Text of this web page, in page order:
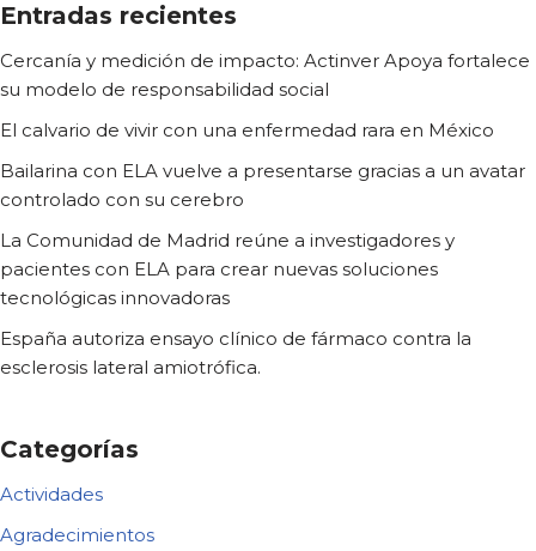
Entradas recientes
Cercanía y medición de impacto: Actinver Apoya fortalece
su modelo de responsabilidad social
El calvario de vivir con una enfermedad rara en México
Bailarina con ELA vuelve a presentarse gracias a un avatar
controlado con su cerebro
La Comunidad de Madrid reúne a investigadores y
pacientes con ELA para crear nuevas soluciones
tecnológicas innovadoras
España autoriza ensayo clínico de fármaco contra la
esclerosis lateral amiotrófica.
Categorías
Actividades
Agradecimientos